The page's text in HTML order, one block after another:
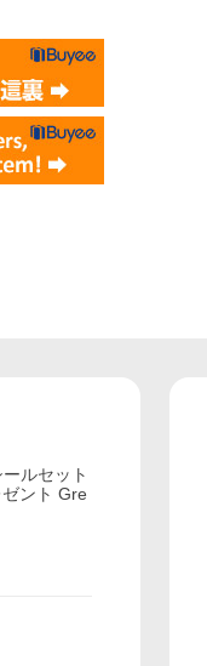
ルセット
ント Gre